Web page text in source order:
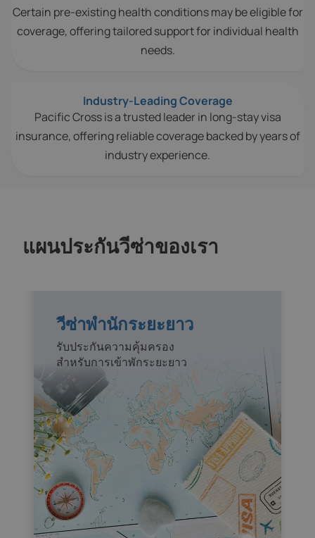
Certain pre-existing health conditions may be eligible for
coverage, offering tailored support for individual health
needs.
Industry-Leading Coverage
Pacific Cross is a trusted leader in long-stay visa
insurance, offering reliable coverage backed by years of
industry experience.
แผนประกันวีซ่าของเรา
วีซ่าพำนักระยะยาว
รับประกันความคุ้มครอง
สำหรับการเข้าพักระยะยาว